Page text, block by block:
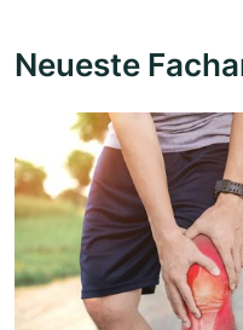
Neueste